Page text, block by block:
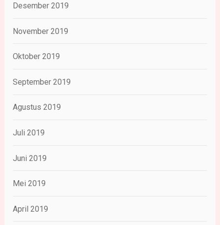
Desember 2019
November 2019
Oktober 2019
September 2019
Agustus 2019
Juli 2019
Juni 2019
Mei 2019
April 2019